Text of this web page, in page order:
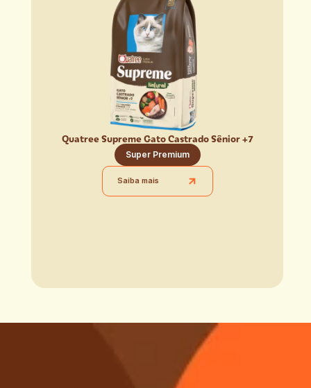
Quatree Supreme Gato Castrado Sênior +7
Super Premium
Saiba mais